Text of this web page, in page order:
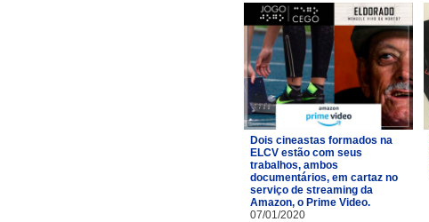
Dois cineastas formados na
ELCV estão com seus
trabalhos, ambos
documentários, em cartaz no
serviço de streaming da
Amazon, o Prime Video.
07/01/2020